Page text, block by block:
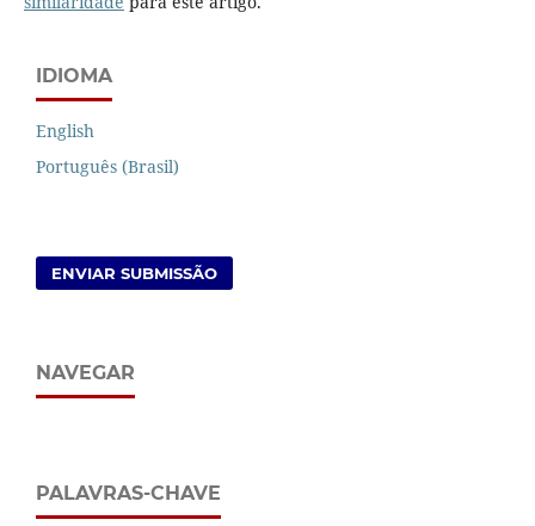
IDIOMA
English
Português (Brasil)
ENVIAR SUBMISSÃO
NAVEGAR
PALAVRAS-CHAVE